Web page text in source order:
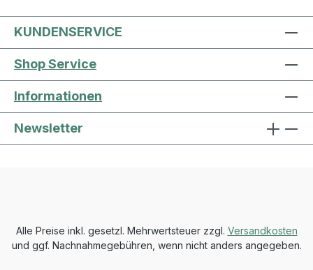
KUNDENSERVICE
Shop Service
Informationen
Newsletter
Alle Preise inkl. gesetzl. Mehrwertsteuer zzgl. Versandkosten
und ggf. Nachnahmegebühren, wenn nicht anders angegeben.